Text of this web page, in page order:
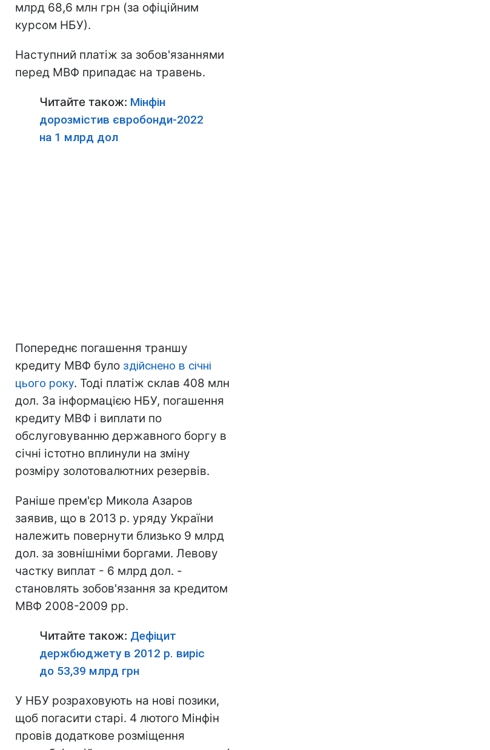
млрд 68,6 млн грн (за офіційним
курсом НБУ).
Наступний платіж за зобов'язаннями
перед МВФ припадає на травень.
Читайте також: Мінфін
дорозмістив євробонди-2022
на 1 млрд дол
Попереднє погашення траншу
кредиту МВФ було здійснено в січні
цього року. Тоді платіж склав 408 млн
дол. За інформацією НБУ, погашення
кредиту МВФ і виплати по
обслуговуванню державного боргу в
січні істотно вплинули на зміну
розміру золотовалютних резервів.
Раніше прем'єр Микола Азаров
заявив, що в 2013 р. уряду України
належить повернути близько 9 млрд
дол. за зовнішніми боргами. Левову
частку виплат - 6 млрд дол. -
становлять зобов'язання за кредитом
МВФ 2008-2009 рр.
Читайте також: Дефіцит
держбюджету в 2012 р. виріс
до 53,39 млрд грн
У НБУ розраховують на нові позики,
щоб погасити старі. 4 лютого Мінфін
провів додаткове розміщення